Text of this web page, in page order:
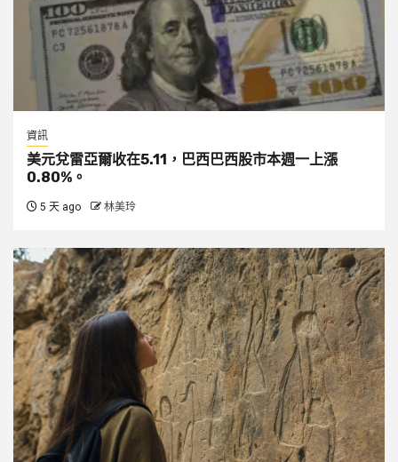
資訊
美元兌雷亞爾收在5.11，巴西巴西股市本週一上漲
0.80%。
5 天 ago 林美玲